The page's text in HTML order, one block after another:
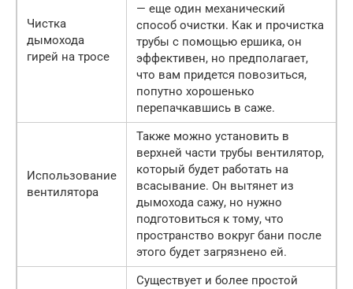
Чистка
дымохода
гирей на тросе
— еще один механический
способ очистки. Как и прочистка
трубы с помощью ершика, он
эффективен, но предполагает,
что вам придется повозиться,
попутно хорошенько
перепачкавшись в саже.
Использование
вентилятора
Также можно установить в
верхней части трубы вентилятор,
который будет работать на
всасывание. Он вытянет из
дымохода сажу, но нужно
подготовиться к тому, что
пространство вокруг бани после
этого будет загрязнено ей.
Существует и более простой